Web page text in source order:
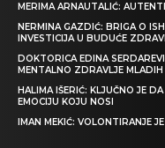
MERIMA ARNAUTALIĆ:
NERMINA GAZDIĆ: BRIGA O
INVESTICIJA U BUDUĆE
DOKTORICA EDINA
MENTALNO ZDRAVLJE MLADIH
HALIMA IŠERIĆ: KLJUČNO JE
EMOCIJU KOJU NOSI
IMAN MEKIĆ: VOLONTIRANJE